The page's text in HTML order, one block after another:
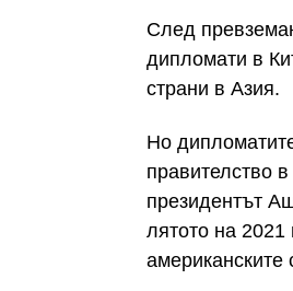
След
дипломати в
страни в Азия.
Но
правителство
президентът
лятото на 2021
американските